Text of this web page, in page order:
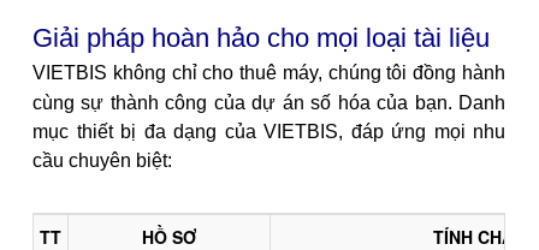
Giải pháp hoàn hảo cho mọi loại tài liệu
VIETBIS không chỉ cho thuê máy, chúng tôi đồng hành
cùng sự thành công của dự án số hóa của bạn. Danh
mục thiết bị đa dạng của VIETBIS, đáp ứng mọi nhu
cầu chuyên biệt:
TT HỒ SƠ
TÍNH CHẤT